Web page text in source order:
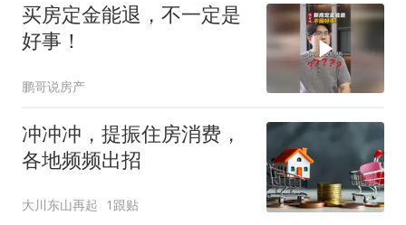
买房定金能退，不一定是
好事！
鹏哥说房产
冲冲冲，提振住房消费，
各地频频出招
大川东山再起 1跟贴